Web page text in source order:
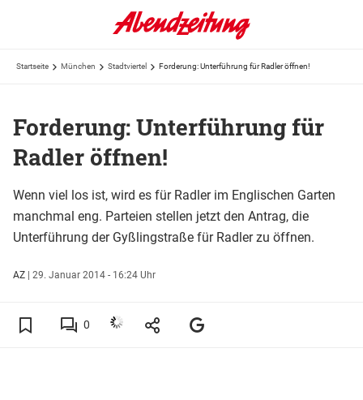
Startseite München Stadtviertel Forderung: Unterführung für Radler öffnen!
Forderung: Unterführung für
Radler öffnen!
Wenn viel los ist, wird es für Radler im Englischen Garten
manchmal eng. Parteien stellen jetzt den Antrag, die
Unterführung der Gyßlingstraße für Radler zu öffnen.
AZ | 29. Januar 2014 - 16:24 Uhr
0